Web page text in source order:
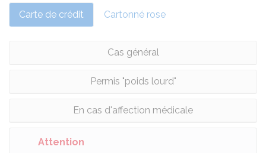
Carte de crédit Cartonné rose
Cas général
Permis "poids lourd"
En cas d'affection médicale
Attention